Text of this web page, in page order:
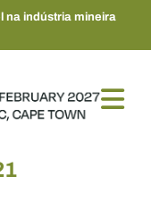
na indústria mineira